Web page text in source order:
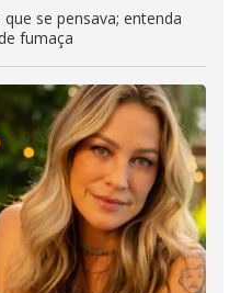
se pensava; entenda
fumaça